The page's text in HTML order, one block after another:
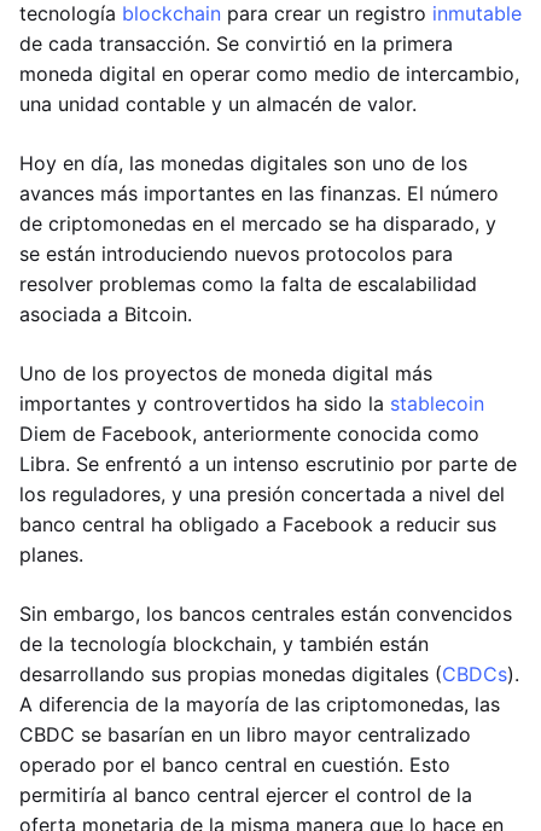
tecnología blockchain para crear un registro inmutable
de cada transacción. Se convirtió en la primera
moneda digital en operar como medio de intercambio,
una unidad contable y un almacén de valor.
Hoy en día, las monedas digitales son uno de los
avances más importantes en las finanzas. El número
de criptomonedas en el mercado se ha disparado, y
se están introduciendo nuevos protocolos para
resolver problemas como la falta de escalabilidad
asociada a Bitcoin.
Uno de los proyectos de moneda digital más
importantes y controvertidos ha sido la stablecoin
Diem de Facebook, anteriormente conocida como
Libra. Se enfrentó a un intenso escrutinio por parte de
los reguladores, y una presión concertada a nivel del
banco central ha obligado a Facebook a reducir sus
planes.
Sin embargo, los bancos centrales están convencidos
de la tecnología blockchain, y también están
desarrollando sus propias monedas digitales (CBDCs).
A diferencia de la mayoría de las criptomonedas, las
CBDC se basarían en un libro mayor centralizado
operado por el banco central en cuestión. Esto
permitiría al banco central ejercer el control de la
oferta monetaria de la misma manera que lo hace en